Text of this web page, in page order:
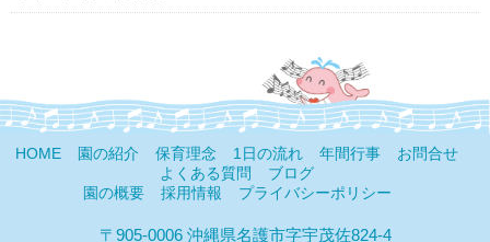
HOME 園の紹介 保育理念 1日の流れ 年間行事
お問合せ
よくある質問
ブログ
園の概要
採用情報 プライバシーポリシー
〒905-0006 沖縄県名護市字宇茂佐824-4